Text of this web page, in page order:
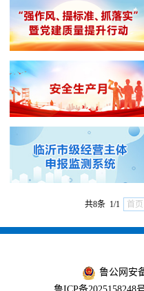
共8条 1/1 首页
鲁公网安